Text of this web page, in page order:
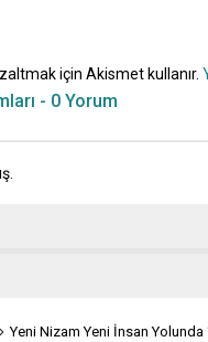
için Akismet kullanır.
- 0 Yorum
Yeni Nizam Yeni İnsan Yolunda